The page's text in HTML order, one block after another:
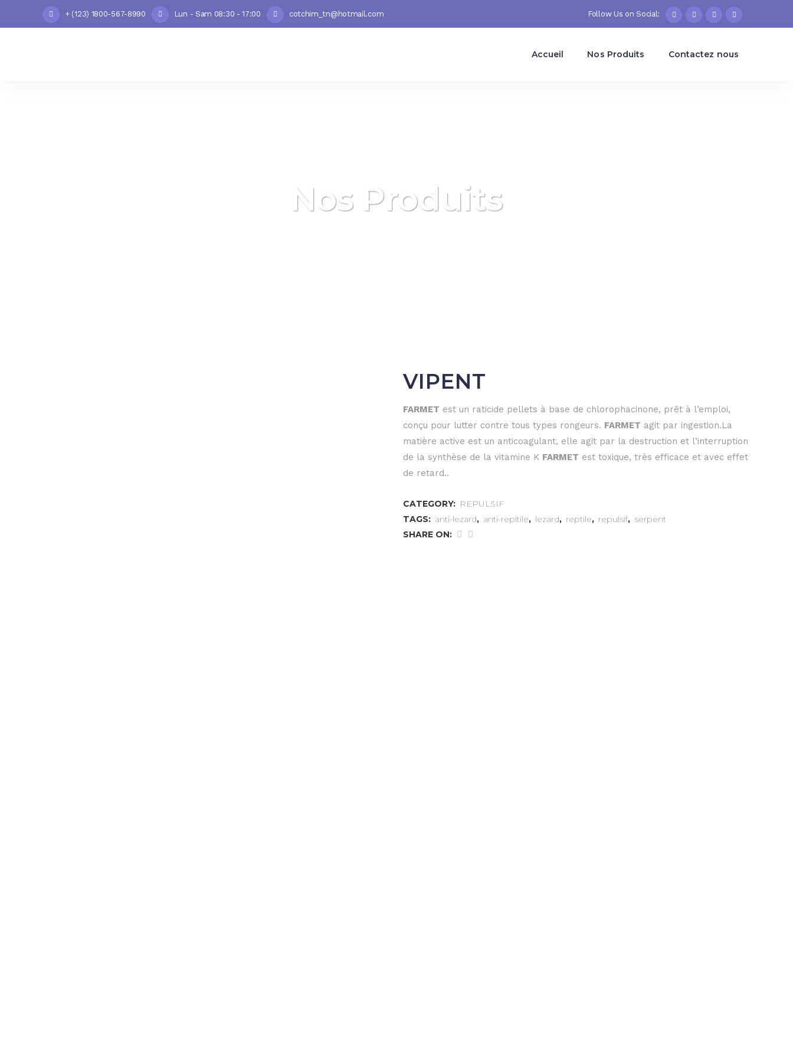
+ (123) 1800-567-8990 Lun - Sam 08:30 - 17:00 cotchim_tn@hotmail.com Follow Us on Social:
Accueil Nos Produits Contactez nous
Nos Produits
VIPENT
FARMET est un raticide pellets à base de chlorophacinone, prêt à l’emploi,
conçu pour lutter contre tous types rongeurs. FARMET agit par ingestion.La
matière active est un anticoagulant, elle agit par la destruction et l’interruption
de la synthèse de la vitamine K FARMET est toxique, très efficace et avec effet
de retard..
CATEGORY: REPULSIF
TAGS: anti-lezard, anti-repltile, lezard, reptile, repulsif, serpent
SHARE ON: